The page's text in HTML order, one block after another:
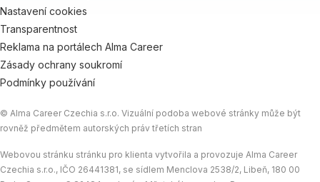
Nastavení cookies
Transparentnost
Reklama na portálech Alma Career
Zásady ochrany soukromí
Podmínky používání
© Alma Career Czechia s.r.o. Vizuální podoba webové stránky může být
rovněž předmětem autorských práv třetích stran
Webovou stránku stránku pro klienta vytvořila a provozuje Alma Career
Czechia s.r.o., IČO 26441381, se sídlem Menclova 2538/2, Libeň, 180 00